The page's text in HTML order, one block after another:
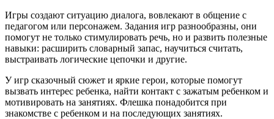
Игры создают ситуацию диалога, вовлекают в общение с
педагогом или персонажем. Задания игр разнообразны, они
помогут не только стимулировать речь, но и развить полезные
навыки: расширить словарный запас, научиться считать,
выстраивать логические цепочки и другие.
У игр сказочный сюжет и яркие герои, которые помогут
вызвать интерес ребенка, найти контакт с зажатым ребенком и
мотивировать на занятиях. Флешка понадобится при
знакомстве с ребенком и на последующих занятиях.